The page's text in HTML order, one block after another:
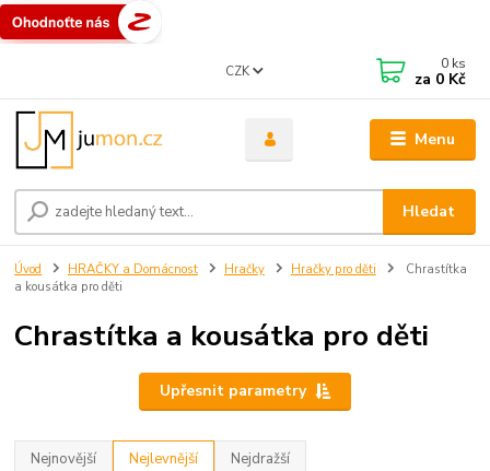
Menu
CZK
Hledat
0 ks
za 0 Kč
Úvod HRAČKY a Domácnost Hračky Hračky pro děti
Chrastítka
a kousátka pro děti
Chrastítka a kousátka pro děti
Upřesnit parametry
Nejnovější Nejlevnější Nejdražší